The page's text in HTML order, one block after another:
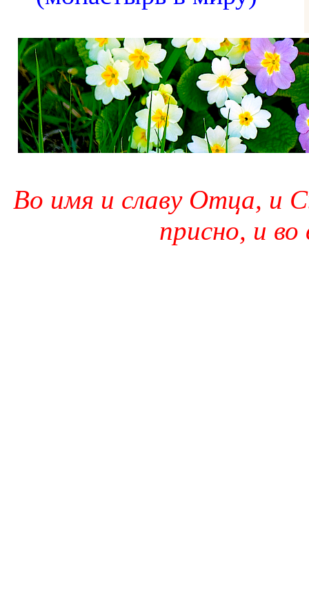
Во имя и славу Отца, и
присно, и во